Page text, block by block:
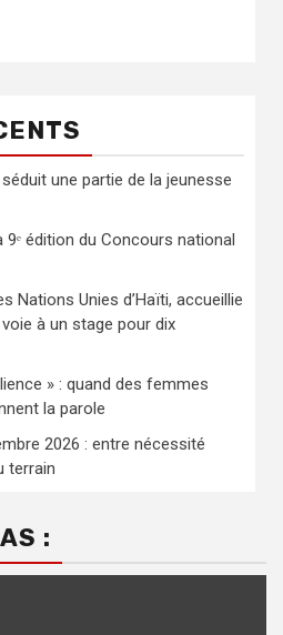
une partie de la jeunesse
édition du Concours national
Nations Unies d’Haïti, accueillie
à un stage pour dix
» : quand des femmes
la parole
2026 : entre nécessité
terrain
: